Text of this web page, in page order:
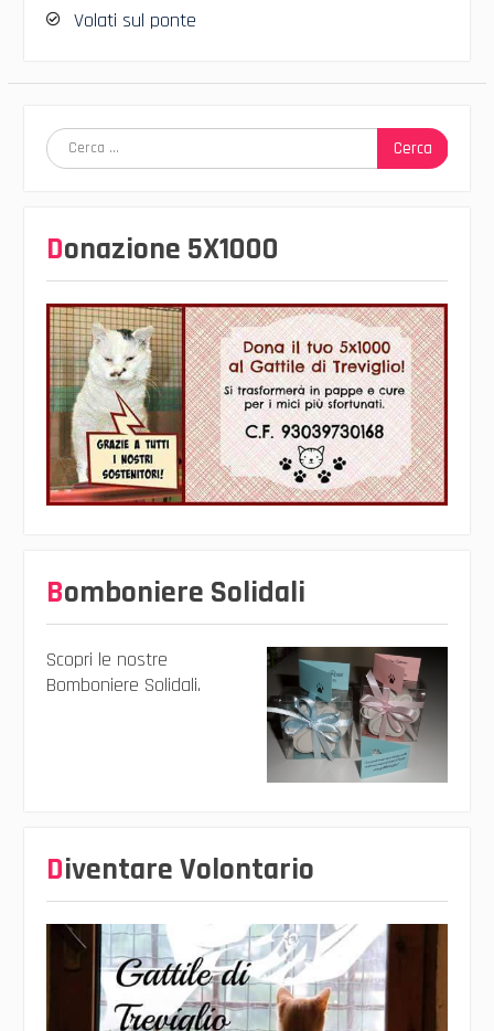
Volati sul ponte
Ricerca
per:
Donazione 5X1000
Bomboniere Solidali
Scopri le nostre
Bomboniere Solidali.
Diventare Volontario